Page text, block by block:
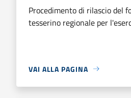
Procedimento di rilascio del
tesserino regionale per
VAI ALLA PAGINA